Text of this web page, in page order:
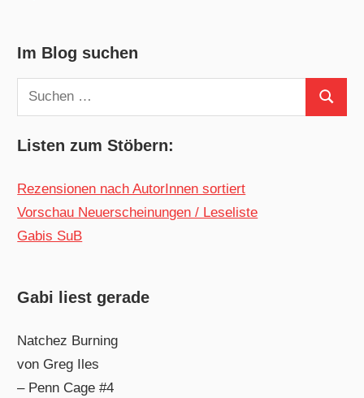
Im Blog suchen
Suchen
nach:
Suchen
Listen zum Stöbern:
Rezensionen nach AutorInnen sortiert
Vorschau Neuerscheinungen / Leseliste
Gabis SuB
Gabi liest gerade
Natchez Burning
von Greg Iles
– Penn Cage #4